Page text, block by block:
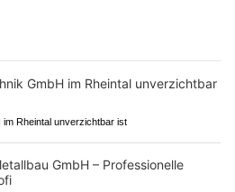
Rheintal unverzichtbar ist